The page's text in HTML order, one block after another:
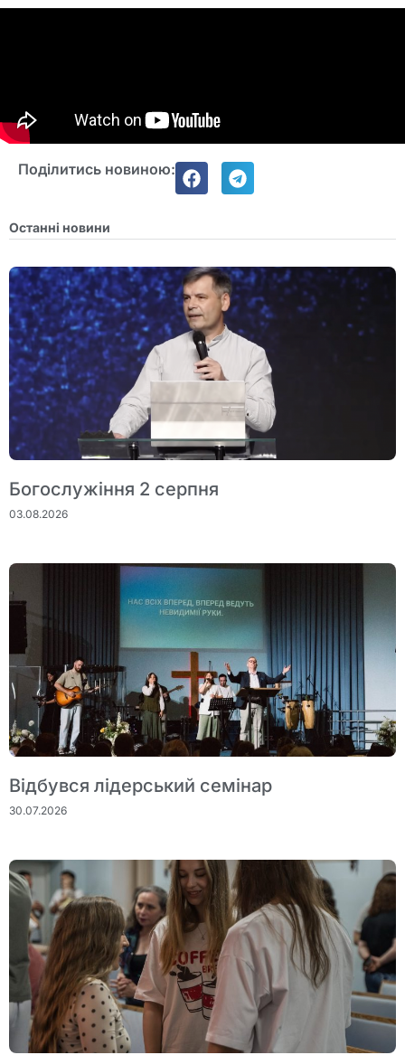
Поділитись новиною:
Останні новини
Богослужіння 2 серпня
03.08.2026
Відбувся лідерський семінар
30.07.2026